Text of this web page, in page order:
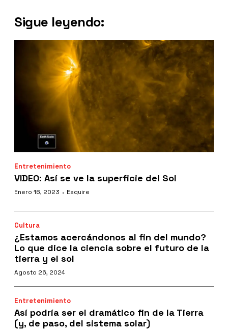
Sigue leyendo:
Entretenimiento
VIDEO: Así se ve la superficie del Sol
Enero 16, 2023 · Esquire
Cultura
¿Estamos acercándonos al fin del mundo?
Lo que dice la ciencia sobre el futuro de la
tierra y el sol
Agosto 26, 2024
Entretenimiento
Así podría ser el dramático fin de la Tierra
(y, de paso, del sistema solar)